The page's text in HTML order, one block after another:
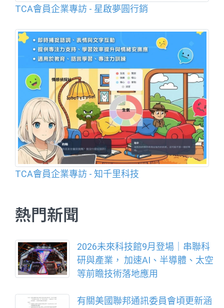
TCA會員企業專訪 - 星啟夢圓行銷
TCA會員企業專訪 - 知千里科技
熱門新聞
2026未來科技館9月登場｜串聯科
研與產業， 加速AI、半導體、太空
等前瞻技術落地應用
有關美國聯邦通訊委員會頃更新涵